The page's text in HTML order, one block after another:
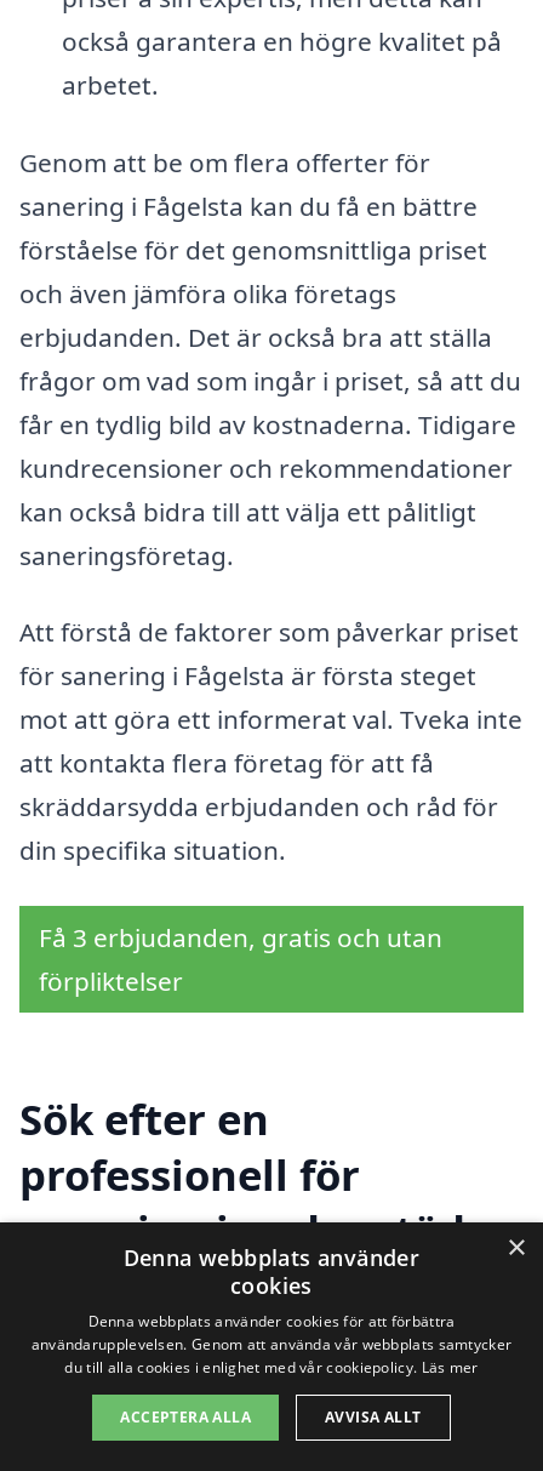
också garantera en högre kvalitet på
arbetet.
Genom att be om flera offerter för
sanering i Fågelsta kan du få en bättre
förståelse för det genomsnittliga priset
och även jämföra olika företags
erbjudanden. Det är också bra att ställa
frågor om vad som ingår i priset, så att du
får en tydlig bild av kostnaderna. Tidigare
kundrecensioner och rekommendationer
kan också bidra till att välja ett pålitligt
saneringsföretag.
Att förstå de faktorer som påverkar priset
för sanering i Fågelsta är första steget
mot att göra ett informerat val. Tveka inte
att kontakta flera företag för att få
skräddarsydda erbjudanden och råd för
din specifika situation.
Få 3 erbjudanden, gratis och utan
förpliktelser
Sök efter en
professionell för
sanering i andra städer
nära Fågelsta
Att hitta rätt företag för sanering i
Fågelsta kan ibland kännas
×
Denna webbplats använder
cookies
Denna webbplats använder cookies för att förbättra
användarupplevelsen. Genom att använda vår webbplats samtycker
du till alla cookies i enlighet med vår cookiepolicy. Läs mer
ACCEPTERA ALLA AVVISA ALLT